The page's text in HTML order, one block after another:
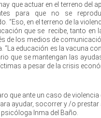
que actuar en el terreno del
para que no se
“Eso, en el terreno de la
que se recibe, tanto en
de los medios de
“La educación es la vacuna
que se mantengan las
a pesar de la crisis
que ante un caso de
ayudar, socorrer y /o prestar
Inma del Baño.